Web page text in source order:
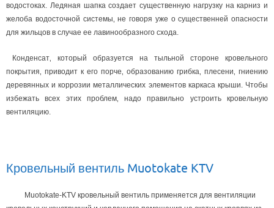
водостоках. Ледяная шапка создает существенную нагрузку на карниз и
желоба водосточной системы‚ не говоря уже о существенней опасности
для жильцов в случае ее лавинообразного схода.
Конденсат‚ который образуется на тыльной стороне кровельного
покрытия‚ приводит к его порче‚ образованию грибка‚ плесени‚ гниению
деревянных и коррозии металлических элементов каркаса крыши. Чтобы
избежать всех этих проблем‚ надо правильно устроить кровельную
вентиляцию.
Кровельный вентиль Muotokate KTV
Muotokate-KTV кровельный вентиль применяется для вентиляции